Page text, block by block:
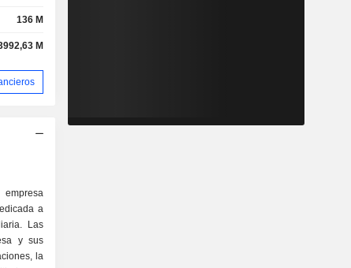
136 M
M
a
Las
y sus
la